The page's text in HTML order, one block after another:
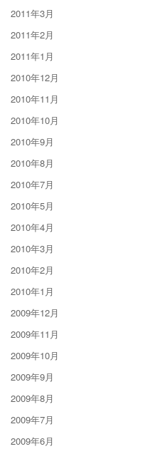
2011年3月
2011年2月
2011年1月
2010年12月
2010年11月
2010年10月
2010年9月
2010年8月
2010年7月
2010年5月
2010年4月
2010年3月
2010年2月
2010年1月
2009年12月
2009年11月
2009年10月
2009年9月
2009年8月
2009年7月
2009年6月